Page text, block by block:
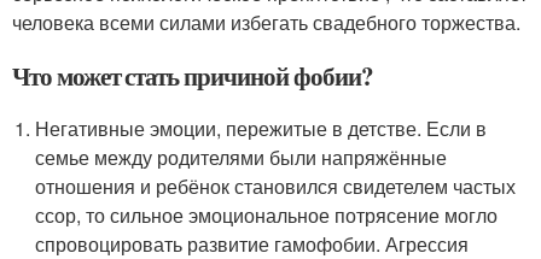
человека всеми силами избегать свадебного торжества.
Что может стать причиной фобии?
Негативные эмоции, пережитые в детстве. Если в
семье между родителями были напряжённые
отношения и ребёнок становился свидетелем частых
ссор, то сильное эмоциональное потрясение могло
спровоцировать развитие гамофобии. Агрессия